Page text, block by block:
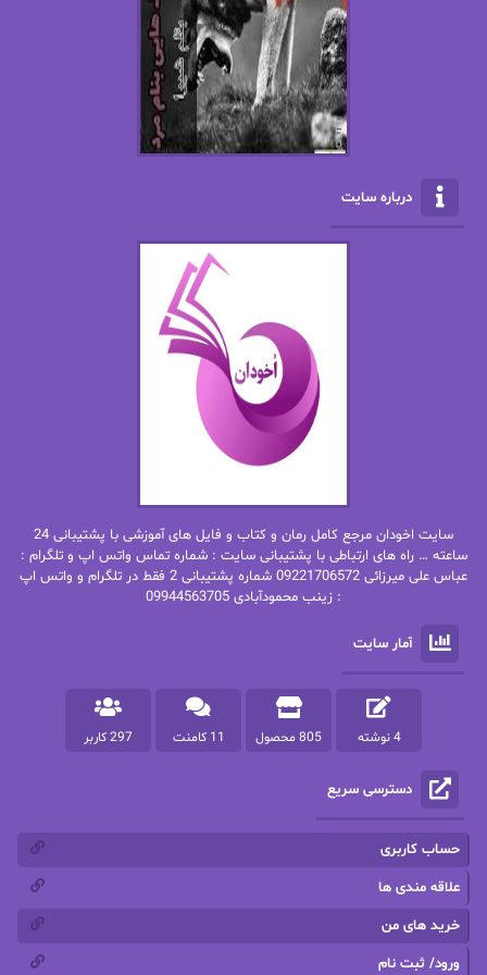
الف صاد
الکساندر دوما
الناز پاکپور‌
الناز محمدی
امیر فرهی
باران
بهار سلطانی
بهاره شیرازی
بهاره.م
بیتا فرخی
پاتریشیا ویلسون پرتو فرهمند
پرستو اسحقی
پرستو مهاجر
پرهام رسولی
پروانه قدیمی پروانه محمدی
پریسا شکور(طوفان خاموش)
پنلوپه وارد
تاران
درباره سایت
سایت اخودان مرجع کامل رمان و کتاب و فایل های آموزشی با پشتیبانی 24
ساعته … راه های ارتباطی با پشتیبانی سایت : شماره تماس واتس اپ و تلگرام :
عباس علی میرزائی 09221706572 شماره پشتیبانی 2 فقط در تلگرام و واتس اپ
: زینب محمودآبادی 09944563705
آمار سایت
4 نوشته 805 محصول 11 کامنت 297 کاربر
دسترسی سریع
حساب کاربری
علاقه مندی ها
خرید های من
ورود/ ثبت نام